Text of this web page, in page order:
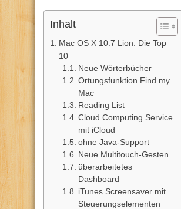
Inhalt
Mac OS X 10.7 Lion: Die Top
10
Neue Wörterbücher
Ortungsfunktion Find my
Mac
Reading List
Cloud Computing Service
mit iCloud
ohne Java-Support
Neue Multitouch-Gesten
überarbeitetes
Dashboard
iTunes Screensaver mit
Steuerungselementen